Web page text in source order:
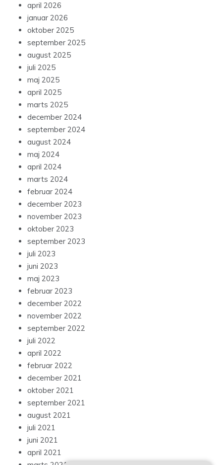
april 2026
januar 2026
oktober 2025
september 2025
august 2025
juli 2025
maj 2025
april 2025
marts 2025
december 2024
september 2024
august 2024
maj 2024
april 2024
marts 2024
februar 2024
december 2023
november 2023
oktober 2023
september 2023
juli 2023
juni 2023
maj 2023
februar 2023
december 2022
november 2022
september 2022
juli 2022
april 2022
februar 2022
december 2021
oktober 2021
september 2021
august 2021
juli 2021
juni 2021
april 2021